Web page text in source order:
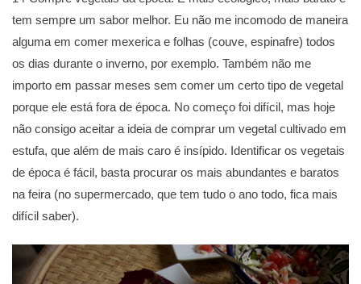
tem sempre um sabor melhor. Eu não me incomodo de maneira
alguma em comer mexerica e folhas (couve, espinafre) todos
os dias durante o inverno, por exemplo. Também não me
importo em passar meses sem comer um certo tipo de vegetal
porque ele está fora de época. No começo foi difícil, mas hoje
não consigo aceitar a ideia de comprar um vegetal cultivado em
estufa, que além de mais caro é insípido. Identificar os vegetais
de época é fácil, basta procurar os mais abundantes e baratos
na feira (no supermercado, que tem tudo o ano todo, fica mais
difícil saber).